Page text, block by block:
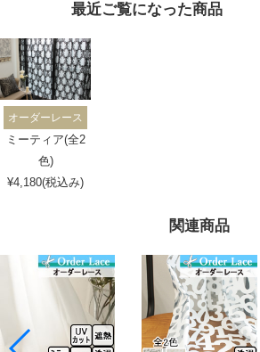
関連商品
最近ご覧になった商品
オーダーレース
ミーティア(全2
色)
¥4,180(税込み)